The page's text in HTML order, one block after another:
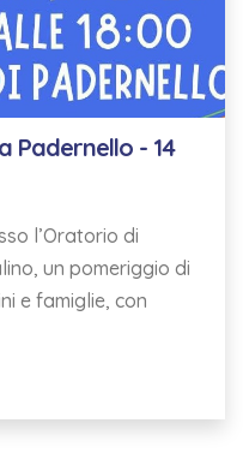
Padernello - 14
l’Oratorio di
un pomeriggio di
e famiglie, con